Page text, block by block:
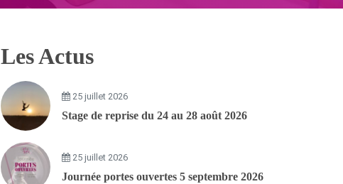
Les Actus
25 juillet 2026
Stage de reprise du 24 au 28 août 2026
25 juillet 2026
Journée portes ouvertes 5 septembre 2026